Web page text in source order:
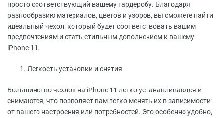
просто соответствующий вашему гардеробу. Благодаря
разнообразию материалов, цветов и узоров, вы сможете найти
идеальный чехол, который будет соответствовать вашим
предпочтениям и стать стильным дополнением к вашему
iPhone 11.
Легкость установки и снятия
Большинство чехлов на iPhone 11 легко устанавливаются и
снимаются, что позволяет вам легко менять их в зависимости
от вашего настроения или потребностей. Это особенно удобно,